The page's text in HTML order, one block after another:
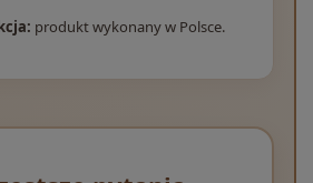
produkt wykonany w Polsce.